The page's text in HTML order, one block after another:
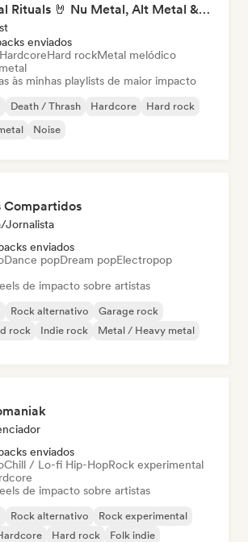
Metal Rituals 🤘 Nu Metal, Alt Metal & Progressive Metal
enviados
HardcoreHard rockMetal melódico
às minhas playlists de maior impacto
Death / Thrash Hardcore
Hard rock
Noise
Compartidos
Jornalista
enviados
Dance popDream popElectropop
de impacto sobre artistas
Rock alternativo
Garage rock
rock Indie rock
Metal / Heavy metal
enviados
Chill / Lo-fi Hip-HopRock experimental
de impacto sobre artistas
Rock alternativo
Rock experimental
Hard rock
Folk indie